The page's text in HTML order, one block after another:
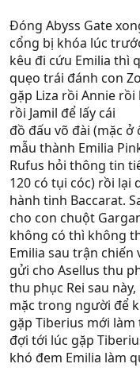
Đóng Abyss Gate
cổng bị khóa lúc
kêu đi cứu Emilia thì
quẹo trái đánh con
gặp Liza rồi Annie
rồi Jamil để lấy cái
đồ đấu võ đài (mặc ở
mẫu thành Emilia
Rufus hỏi thông tin
120 có tụi cóc) rồi lại
hành tinh Baccarat.
cho con chuột
không có thì không
Emilia sau trận chiến
gửi cho Asellus thu
thu phục Rei sau
mặc trong người để
gặp Tiberius mới
đợi tới lúc gặp
khó đem Emilia làm